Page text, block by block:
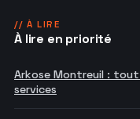
// À LIRE
À lire en priorité
Arkose Montreuil :
services